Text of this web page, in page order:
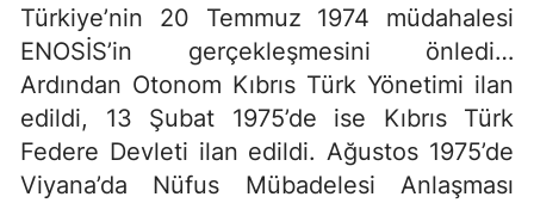
Türkiye’nin 20 Temmuz 1974 müdahalesi
ENOSİS’in gerçekleşmesini önledi…
Ardından Otonom Kıbrıs Türk Yönetimi ilan
edildi, 13 Şubat 1975’de ise Kıbrıs Türk
Federe Devleti ilan edildi. Ağustos 1975’de
Viyana’da Nüfus Mübadelesi Anlaşması